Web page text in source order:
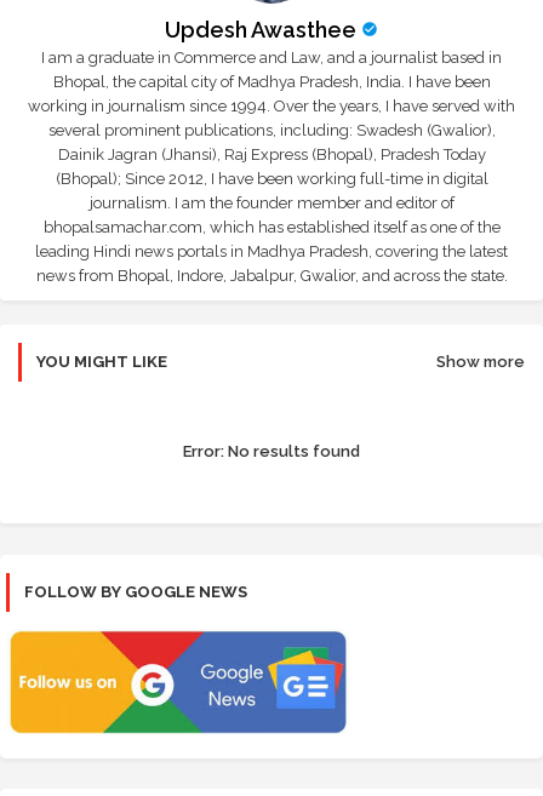
Updesh Awasthee
I am a graduate in Commerce and Law, and a journalist based in
Bhopal, the capital city of Madhya Pradesh, India. I have been
working in journalism since 1994. Over the years, I have served with
several prominent publications, including: Swadesh (Gwalior),
Dainik Jagran (Jhansi), Raj Express (Bhopal), Pradesh Today
(Bhopal); Since 2012, I have been working full-time in digital
journalism. I am the founder member and editor of
bhopalsamachar.com, which has established itself as one of the
leading Hindi news portals in Madhya Pradesh, covering the latest
news from Bhopal, Indore, Jabalpur, Gwalior, and across the state.
YOU MIGHT LIKE Show more
Error: No results found
FOLLOW BY GOOGLE NEWS